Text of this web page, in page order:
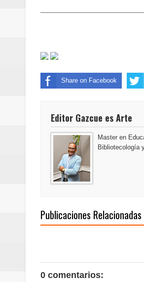
“Los
Share on Facebook
Editor Gazcue es Arte
Master en
Bibliotecología
Publicaciones Relacionadas
0 comentarios: